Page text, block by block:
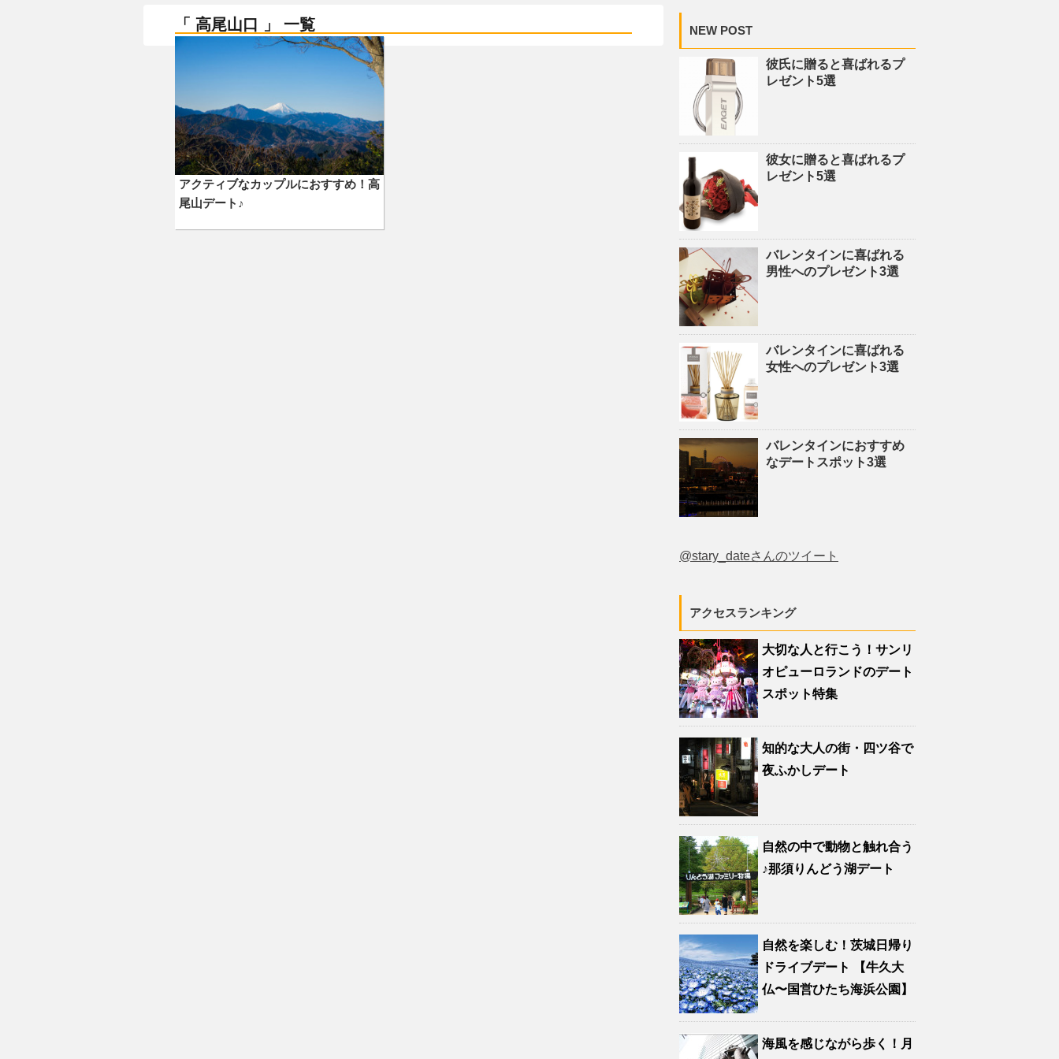
「 高尾山口 」 一覧
アクティブなカップルにおすすめ！高
尾山デート♪
NEW POST
彼氏に贈ると喜ばれるプ
レゼント5選
彼女に贈ると喜ばれるプ
レゼント5選
バレンタインに喜ばれる
男性へのプレゼント3選
バレンタインに喜ばれる
女性へのプレゼント3選
バレンタインにおすすめ
なデートスポット3選
@stary_dateさんのツイート
アクセスランキング
大切な人と行こう！サンリ
オピューロランドのデート
スポット特集
知的な大人の街・四ツ谷で
夜ふかしデート
自然の中で動物と触れ合う
♪那須りんどう湖デート
自然を楽しむ！茨城日帰り
ドライブデート 【牛久大
仏〜国営ひたち海浜公園】
海風を感じながら歩く！月